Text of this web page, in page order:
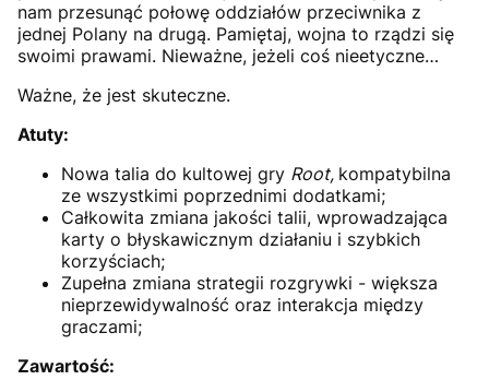
nam przesunąć połowę oddziałów przeciwnika z
jednej Polany na drugą. Pamiętaj, wojna to rządzi się
swoimi prawami. Nieważne, jeżeli coś nieetyczne…
Ważne, że jest skuteczne.
Atuty:
Nowa talia do kultowej gry Root, kompatybilna
ze wszystkimi poprzednimi dodatkami;
Całkowita zmiana jakości talii, wprowadzająca
karty o błyskawicznym działaniu i szybkich
korzyściach;
Zupełna zmiana strategii rozgrywki - większa
nieprzewidywalność oraz interakcja między
graczami;
Zawartość: